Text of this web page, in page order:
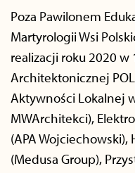
Poza Pawilonem
Martyrologii Wsi
realizacji roku 2020
Architektonicznej
Aktywności Lokalnej
MWArchitekci),
(APA Wojciechowski),
(Medusa Group),